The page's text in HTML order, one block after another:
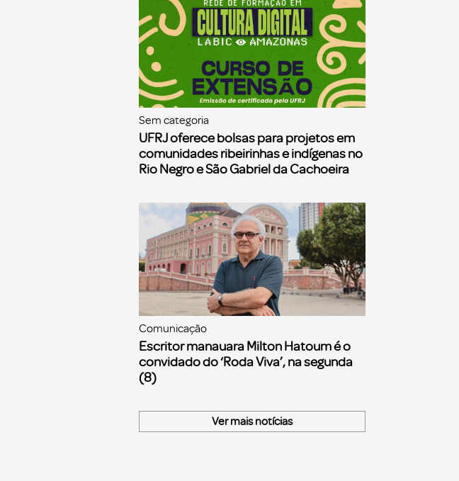
Sem categoria
UFRJ oferece bolsas para projetos em
comunidades ribeirinhas e indígenas no
Rio Negro e São Gabriel da Cachoeira
Comunicação
Escritor manauara Milton Hatoum é o
convidado do ‘Roda Viva’, na segunda
(8)
Ver mais notícias